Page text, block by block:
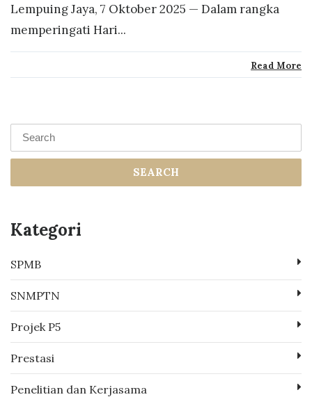
Lempuing Jaya, 7 Oktober 2025 — Dalam rangka
memperingati Hari...
Read More
SEARCH
Kategori
SPMB
SNMPTN
Projek P5
Prestasi
Penelitian dan Kerjasama